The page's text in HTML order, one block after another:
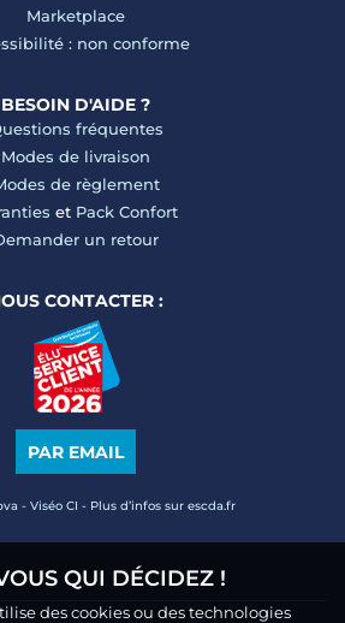
Marketplace
: non conforme
BESOIN D'AIDE ?
fréquentes
Modes de livraison
de règlement
et Pack Confort
un retour
CONTACTER :
PAR EMAIL
- Viséo CI - Plus d’infos sur escda.fr
QUI DÉCIDEZ !
des cookies ou des technologies